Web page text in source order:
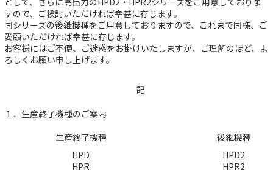
すので、ご検討いただければ幸甚に存じます。
同シリーズの後継機種をご用意しておりますので、これまで同様、ご
愛顧いただければ幸甚に存じます。
お客様にはご不便、ご迷惑をお掛けいたしますが、ご理解のほど、よ
ろしくお願い申し上げます。
記
１．生産終了機種のご案内
生産終了機種
後継機種
HPD
HPD2
HPR
HPR2